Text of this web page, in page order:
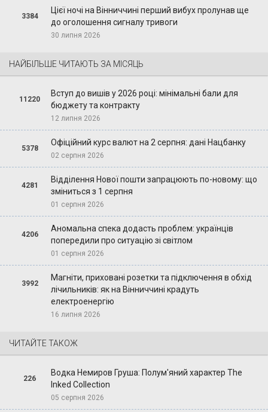
3384
Цієї ночі на Вінниччині перший вибух пролунав ще
до оголошення сигналу тривоги
30 липня 2026
НАЙБІЛЬШЕ ЧИТАЮТЬ ЗА МІСЯЦЬ
11220
Вступ до вишів у 2026 році: мінімальні бали для
бюджету та контракту
12 липня 2026
5378
Офіційний курс валют на 2 серпня: дані Нацбанку
02 серпня 2026
4281
Відділення Нової пошти запрацюють по-новому: що
зміниться з 1 серпня
01 серпня 2026
4206
Аномальна спека додасть проблем: українців
попередили про ситуацію зі світлом
01 серпня 2026
3992
Магніти, приховані розетки та підключення в обхід
лічильників: як на Вінниччині крадуть
електроенергію
16 липня 2026
ЧИТАЙТЕ ТАКОЖ
226
Водка Немиров Груша: Полум'яний характер The
Inked Collection
05 серпня 2026